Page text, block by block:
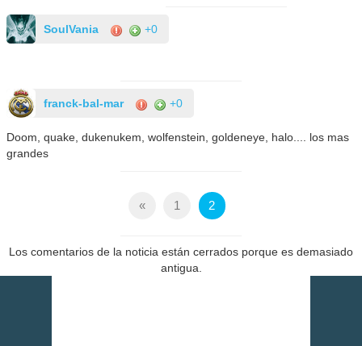
SoulVania +0
franck-bal-mar +0
Doom, quake, dukenukem, wolfenstein, goldeneye, halo.... los mas
grandes
« 1 2
Los comentarios de la noticia están cerrados porque es demasiado
antigua.